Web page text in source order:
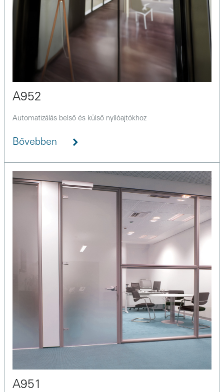
A952
Automatizálás belső és külső nyílóajtókhoz
Bővebben
A951